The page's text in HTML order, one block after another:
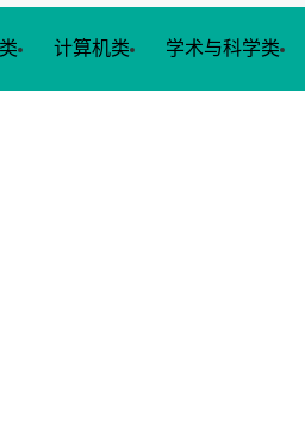
计算机类 学术与科学类